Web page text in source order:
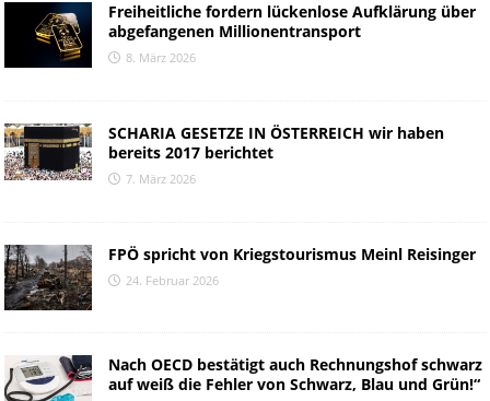
Freiheitliche fordern lückenlose Aufklärung über
abgefangenen Millionentransport
8. März 2026
SCHARIA GESETZE IN ÖSTERREICH wir haben
bereits 2017 berichtet
7. März 2026
FPÖ spricht von Kriegstourismus Meinl Reisinger
24. Februar 2026
Nach OECD bestätigt auch Rechnungshof schwarz
auf weiß die Fehler von Schwarz, Blau und Grün!“